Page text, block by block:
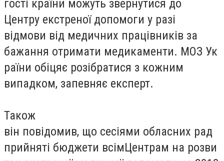
гості країни можуть звернутися до
Центру екстреної допомоги у разі
відмови від медичних працівників за
бажання отримати медикаменти. МОЗ Ук
раїни обіцяє розібратися з кожним
випадком, запевняє експерт.
Також
він повідомив, що сесіями обласних рад
прийняті бюджети всімЦентрам на розви